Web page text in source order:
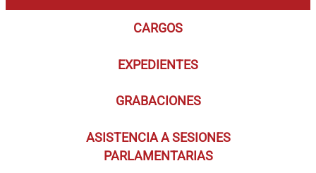
CARGOS
EXPEDIENTES
GRABACIONES
ASISTENCIA A SESIONES
PARLAMENTARIAS